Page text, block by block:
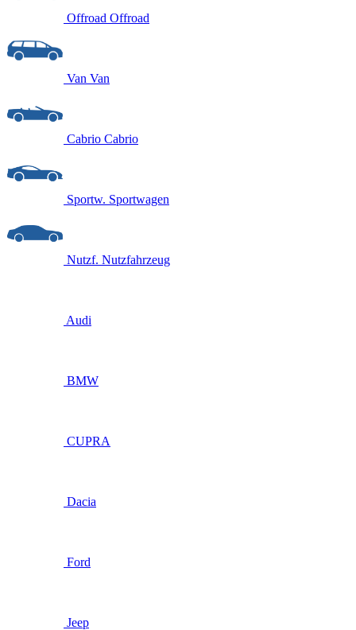
Offroad Offroad
Van Van
Cabrio Cabrio
Sportw. Sportwagen
Nutzf. Nutzfahrzeug
Audi
BMW
CUPRA
Dacia
Ford
Jeep